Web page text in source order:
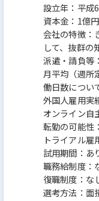
設立年：平成
資本金：1億円
会社の特徴：
して、抜群の
派遣・請負等
月平均（週所
働日数につい
外国人雇用実
オンライン自
転勤の可能性
トライアル雇
試用期間：あ
職務給制度：
復職制度：な
選考方法：面